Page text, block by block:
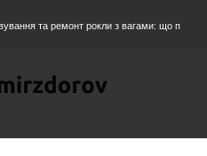
ремонт рокли з вагами: що потрібно знати